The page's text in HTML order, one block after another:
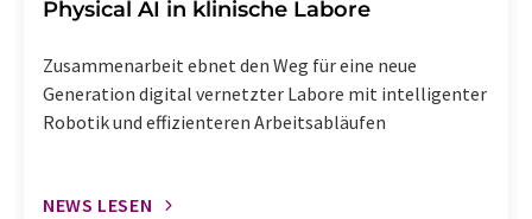
Physical AI in klinische Labore
Zusammenarbeit ebnet den Weg für eine neue
Generation digital vernetzter Labore mit intelligenter
Robotik und effizienteren Arbeitsabläufen
NEWS LESEN